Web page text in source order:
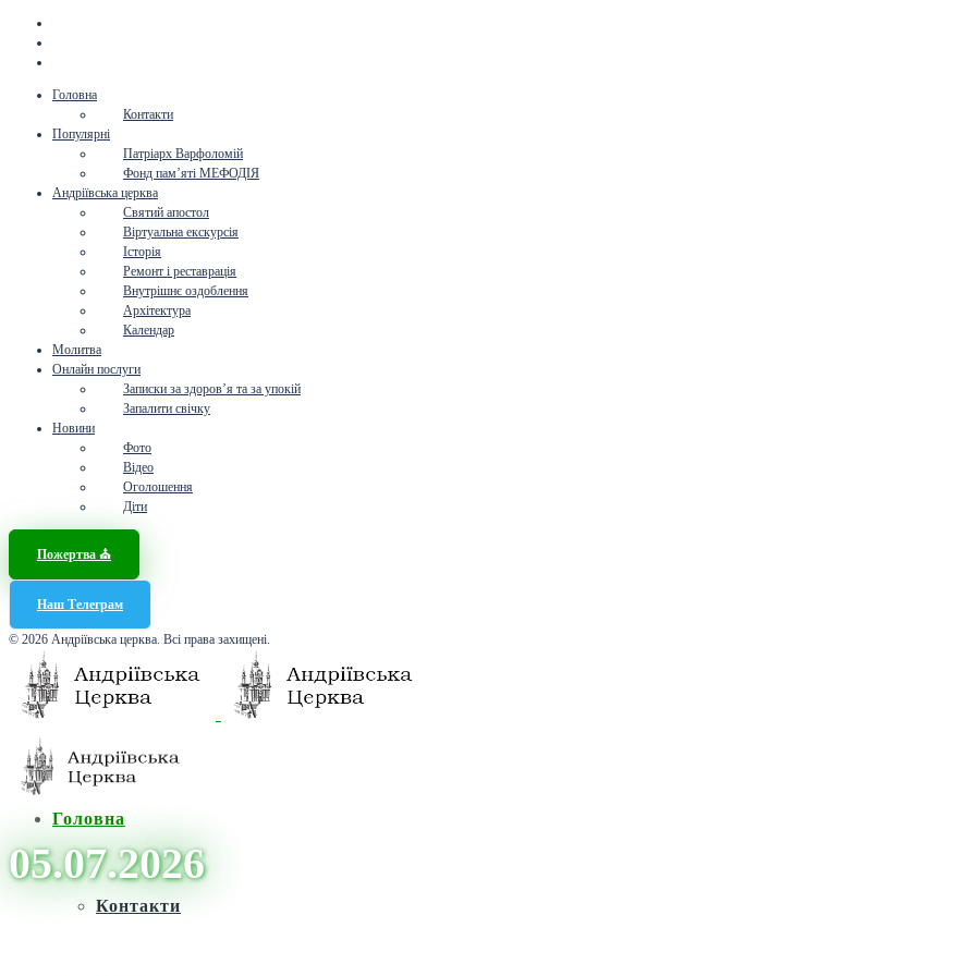
Головна
Контакти
Популярні
Патріарх Варфоломій
Фонд пам’яті МЕФОДІЯ
Андріївська церква
Святий апостол
Віртуальна екскурсія
Історія
Ремонт і реставрація
Внутрішнє оздоблення
Архітектура
Календар
Молитва
Онлайн послуги
Записки за здоров’я та за упокій
Запалити свічку
Новини
Фото
Відео
Оголошення
Діти
Пожертва ⛪️
Наш Телеграм
© 2026 Андріївська церква. Всі права захищені.
Головна
Контакти
05.07.2026